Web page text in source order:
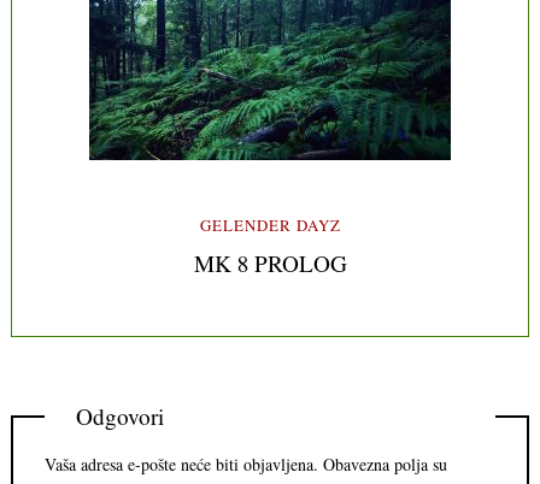
GELENDER DAYZ
MK 8 PROLOG
Odgovori
Vaša adresa e-pošte neće biti objavljena. Obavezna polja su